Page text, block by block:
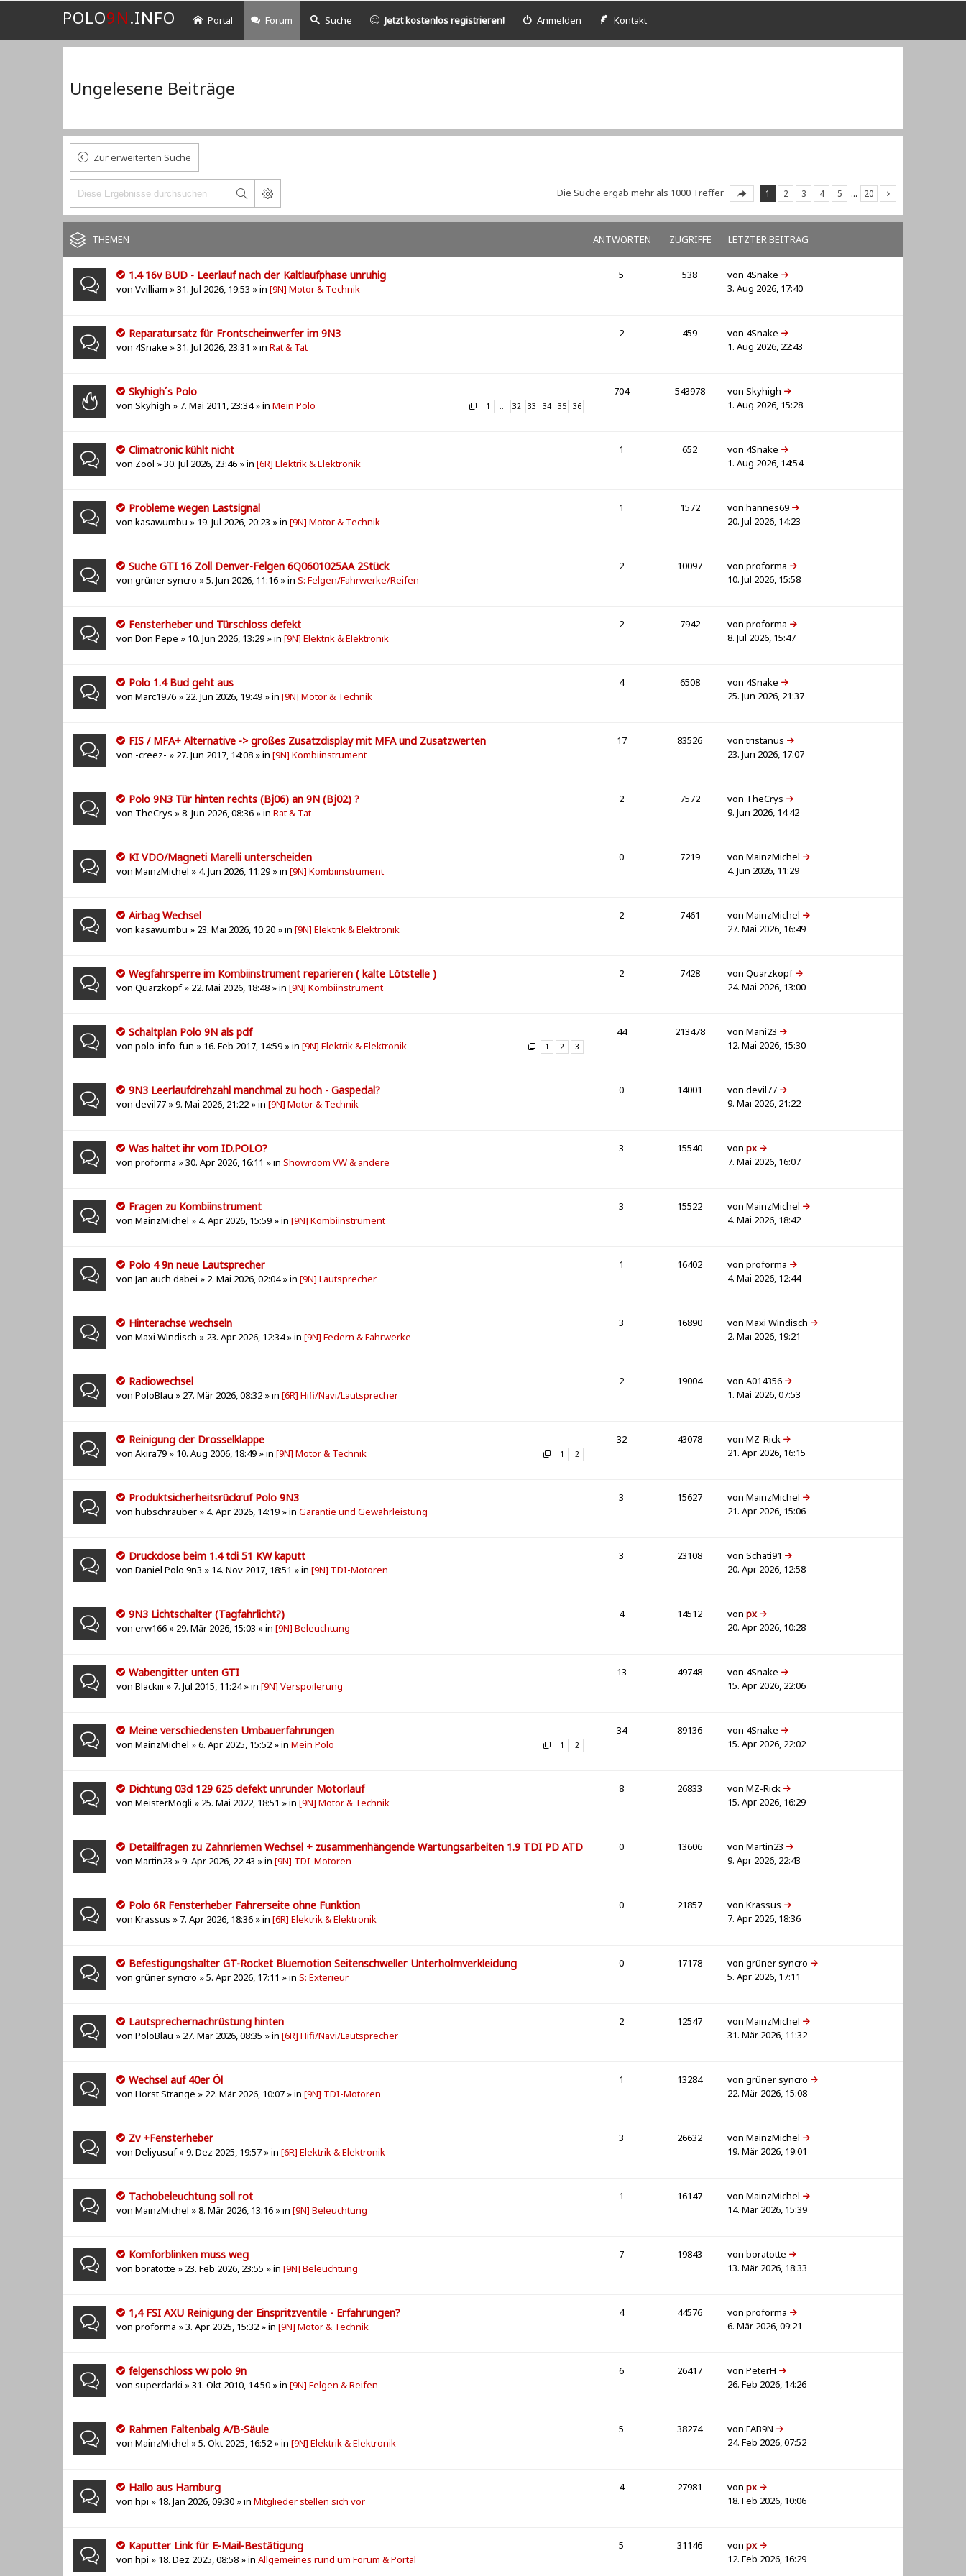
POLO9N.INFO Portal Forum Suche Jetzt kostenlos registrieren! Anmelden Kontakt
Ungelesene Beiträge
Zur erweiterten Suche
Die Suche ergab mehr als 1000 Treffer 1 2 3 4 5 … 20
THEMEN ANTWORTEN ZUGRIFFE LETZTER BEITRAG
1.4 16v BUD - Leerlauf nach der Kaltlaufphase unruhig
von Vvilliam » 31. Jul 2026, 19:53 » in [9N] Motor & Technik
5 538 von 4Snake
3. Aug 2026, 17:40
Reparatursatz für Frontscheinwerfer im 9N3
von 4Snake » 31. Jul 2026, 23:31 » in Rat & Tat
2 459 von 4Snake
1. Aug 2026, 22:43
Skyhigh´s Polo
1 … 32 33 34 35 36
von Skyhigh » 7. Mai 2011, 23:34 » in Mein Polo
704 543978 von Skyhigh
1. Aug 2026, 15:28
Climatronic kühlt nicht
von Zool » 30. Jul 2026, 23:46 » in [6R] Elektrik & Elektronik
1 652 von 4Snake
1. Aug 2026, 14:54
Probleme wegen Lastsignal
von kasawumbu » 19. Jul 2026, 20:23 » in [9N] Motor & Technik
1 1572 von hannes69
20. Jul 2026, 14:23
Suche GTI 16 Zoll Denver-Felgen 6Q0601025AA 2Stück
von grüner syncro » 5. Jun 2026, 11:16 » in S: Felgen/Fahrwerke/Reifen
2 10097 von proforma
10. Jul 2026, 15:58
Fensterheber und Türschloss defekt
von Don Pepe » 10. Jun 2026, 13:29 » in [9N] Elektrik & Elektronik
2 7942 von proforma
8. Jul 2026, 15:47
Polo 1.4 Bud geht aus
von Marc1976 » 22. Jun 2026, 19:49 » in [9N] Motor & Technik
4 6508 von 4Snake
25. Jun 2026, 21:37
FIS / MFA+ Alternative -> großes Zusatzdisplay mit MFA und Zusatzwerten
von -creez- » 27. Jun 2017, 14:08 » in [9N] Kombiinstrument
17 83526 vontristanus
23. Jun 2026, 17:07
Polo 9N3 Tür hinten rechts (Bj06) an 9N (Bj02) ?
von TheCrys » 8. Jun 2026, 08:36 » in Rat & Tat
2 7572 von TheCrys
9. Jun 2026, 14:42
KI VDO/Magneti Marelli unterscheiden
von MainzMichel » 4. Jun 2026, 11:29 » in [9N] Kombiinstrument
0 7219 von MainzMichel
4. Jun 2026, 11:29
Airbag Wechsel
von kasawumbu » 23. Mai 2026, 10:20 » in [9N] Elektrik & Elektronik
2 7461 von MainzMichel
27. Mai 2026, 16:49
Wegfahrsperre im Kombiinstrument reparieren ( kalte Lötstelle )
von Quarzkopf» 22. Mai 2026, 18:48 » in [9N] Kombiinstrument
2 7428 von Quarzkopf
24. Mai 2026, 13:00
Schaltplan Polo 9N als pdf
1 2 3
von polo-info-fun » 16. Feb 2017, 14:59 » in [9N] Elektrik & Elektronik
44 213478 von Mani23
12. Mai 2026, 15:30
9N3 Leerlaufdrehzahl manchmal zu hoch - Gaspedal?
von devil77 » 9. Mai 2026, 21:22 » in [9N] Motor & Technik
0 14001 von devil77
9. Mai 2026, 21:22
Was haltet ihr vom ID.POLO?
von proforma » 30. Apr 2026, 16:11 » in Showroom VW & andere
3 15540 von px
7. Mai 2026, 16:07
Fragen zu Kombiinstrument
von MainzMichel » 4. Apr 2026, 15:59 » in [9N] Kombiinstrument
3 15522 von MainzMichel
4. Mai 2026, 18:42
Polo 4 9n neue Lautsprecher
von Jan auch dabei » 2. Mai 2026, 02:04 » in [9N] Lautsprecher
1 16402 von proforma
4. Mai 2026, 12:44
Hinterachse wechseln
von Maxi Windisch » 23. Apr 2026, 12:34 » in [9N] Federn & Fahrwerke
3 16890 von Maxi Windisch
2. Mai 2026, 19:21
Radiowechsel
von PoloBlau » 27. Mär 2026, 08:32 » in [6R] Hifi/Navi/Lautsprecher
2 19004 von A014356
1. Mai 2026, 07:53
Reinigung der Drosselklappe
1 2
von Akira79 » 10. Aug 2006, 18:49 » in [9N] Motor & Technik
32 43078 von MZ-Rick
21. Apr 2026, 16:15
Produktsicherheitsrückruf Polo 9N3
von hubschrauber » 4. Apr 2026, 14:19 » in Garantie und Gewährleistung
3 15627 von MainzMichel
21. Apr 2026, 15:06
Druckdose beim 1.4 tdi 51 KW kaputt
von Daniel Polo 9n3 » 14. Nov 2017, 18:51 » in [9N] TDI-Motoren
3 23108 von Schati91
20. Apr 2026, 12:58
9N3 Lichtschalter (Tagfahrlicht?)
von erw166 » 29. Mär 2026, 15:03 » in [9N] Beleuchtung
4 14512 von px
20. Apr 2026, 10:28
Wabengitter unten GTI
von Blackiii » 7. Jul 2015, 11:24 » in [9N] Verspoilerung
13 49748 von 4Snake
15. Apr 2026, 22:06
Meine verschiedensten Umbauerfahrungen
1 2
von MainzMichel » 6. Apr 2025, 15:52 » in Mein Polo
34 89136 von 4Snake
15. Apr 2026, 22:02
Dichtung 03d 129 625 defekt unrunder Motorlauf
von MeisterMogli » 25. Mai 2022, 18:51 » in [9N] Motor & Technik
8 26833 von MZ-Rick
15. Apr 2026, 16:29
Detailfragen zu Zahnriemen Wechsel + zusammenhängende Wartungsarbeiten 1.9 TDI PD ATD
von Martin23 » 9. Apr 2026, 22:43 » in [9N] TDI-Motoren
0 13606 von Martin23
9. Apr 2026, 22:43
Polo 6R Fensterheber Fahrerseite ohne Funktion
von Krassus » 7. Apr 2026, 18:36 » in [6R] Elektrik & Elektronik
0 21857 von Krassus
7. Apr 2026, 18:36
Befestigungshalter GT-Rocket Bluemotion Seitenschweller Unterholmverkleidung
von grüner syncro » 5. Apr 2026, 17:11 » in S: Exterieur
0 17178 von grüner syncro
5. Apr 2026, 17:11
Lautsprechernachrüstung hinten
von PoloBlau » 27. Mär 2026, 08:35 » in [6R] Hifi/Navi/Lautsprecher
2 12547 von MainzMichel
31. Mär 2026, 11:32
Wechsel auf 40er Öl
von Horst Strange » 22. Mär 2026, 10:07 » in [9N] TDI-Motoren
1 13284 von grüner syncro
22. Mär 2026, 15:08
Zv +Fensterheber
von Deliyusuf» 9. Dez 2025, 19:57 » in [6R] Elektrik & Elektronik
3 26632 von MainzMichel
19. Mär 2026, 19:01
Tachobeleuchtung soll rot
von MainzMichel » 8. Mär 2026, 13:16 » in [9N] Beleuchtung
1 16147 von MainzMichel
14. Mär 2026, 15:39
Komforblinken muss weg
von boratotte » 23. Feb 2026, 23:55 » in [9N] Beleuchtung
7 19843 von boratotte
13. Mär 2026, 18:33
1,4 FSI AXU Reinigung der Einspritzventile - Erfahrungen?
von proforma » 3. Apr 2025, 15:32 » in [9N] Motor & Technik
4 44576 von proforma
6. Mär 2026, 09:21
felgenschloss vw polo 9n
von superdarki » 31. Okt 2010, 14:50 » in [9N] Felgen & Reifen
6 26417 von PeterH
26. Feb 2026, 14:26
Rahmen Faltenbalg A/B-Säule
von MainzMichel » 5. Okt 2025, 16:52 » in [9N] Elektrik & Elektronik
5 38274 von FAB9N
24. Feb 2026, 07:52
Hallo aus Hamburg
von hpi » 18. Jan 2026, 09:30 » in Mitglieder stellen sich vor
4 27981 von px
18. Feb 2026, 10:06
Kaputter Link für E-Mail-Bestätigung
von hpi » 18. Dez 2025, 08:58 » in Allgemeines rund um Forum & Portal
5 31146 von px
12. Feb 2026, 16:29